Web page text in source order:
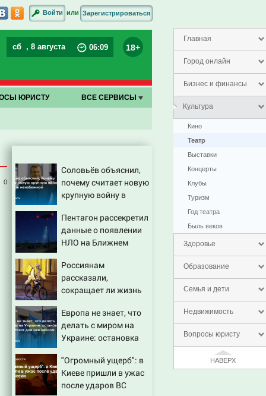
Главная
Город онлайн
Бизнес и финансы
Культура
Кино
Театр
Выставки
Концерты
Клубы
Туризм
Год театра
Быль веков
Здоровье
Образование
Семья и дети
Недвижимость
Вопросы юристу
НАВЕРХ
Войти или Зарегистрироваться
сб , 8 августа 06:09 18+
ЮРИСТУ ВСЕ СЕРВИСЫ
0
Соловьёв объяснил,
почему считает новую
крупную войну в
Пентагон рассекретил
данные о появлении
НЛО на Ближнем
Россиянам
рассказали,
сокращает ли жизнь
Европа не знает, что
делать с миром на
Украине: остановка
хаосом
"Огромный ущерб": в
Киеве пришли в ужас
после ударов ВС